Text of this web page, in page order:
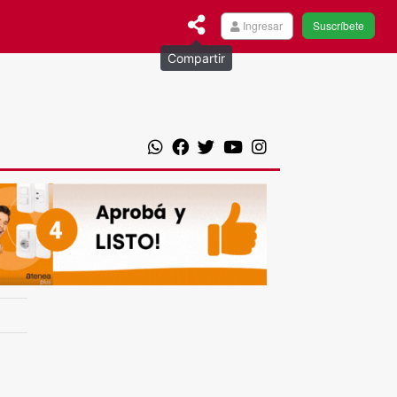
Suscríbete
Ingresar
Compartir